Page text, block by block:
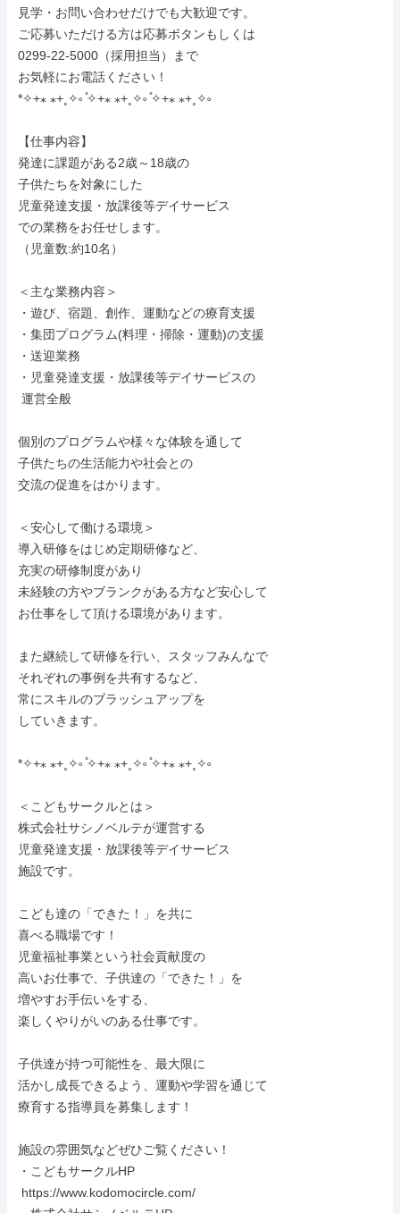
見学・お問い合わせだけでも大歓迎です。
ご応募いただける方は応募ボタンもしくは
0299-22-5000（採用担当）まで
お気軽にお電話ください！
*✧+⁎ ⁎+˳✧༚ ̊✧+⁎ ⁎+˳✧༚ ̊✧+⁎ ⁎+˳✧༚
【仕事内容】
発達に課題がある2歳～18歳の
子供たちを対象にした
児童発達支援・放課後等デイサービス
での業務をお任せします。
（児童数:約10名）
＜主な業務内容＞
・遊び、宿題、創作、運動などの療育支援
・集団プログラム(料理・掃除・運動)の支援
・送迎業務
・児童発達支援・放課後等デイサービスの
個別のプログラムや様々な体験を通して
子供たちの生活能力や社会との
交流の促進をはかります。
＜安心して働ける環境＞
導入研修をはじめ定期研修など、
充実の研修制度があり
未経験の方やブランクがある方など安心して
お仕事をして頂ける環境があります。
また継続して研修を行い、スタッフみんなで
それぞれの事例を共有するなど、
常にスキルのブラッシュアップを
していきます。
*✧+⁎ ⁎+˳✧༚ ̊✧+⁎ ⁎+˳✧༚ ̊✧+⁎ ⁎+˳✧༚
＜こどもサークルとは＞
株式会社サシノベルテが運営する
児童発達支援・放課後等デイサービス
施設です。
こども達の「できた！」を共に
喜べる職場です！
児童福祉事業という社会貢献度の
高いお仕事で、子供達の「できた！」を
増やすお手伝いをする、
楽しくやりがいのある仕事です。
子供達が持つ可能性を、最大限に
活かし成長できるよう、運動や学習を通じて
療育する指導員を募集します！
施設の雰囲気などぜひご覧ください！
・こどもサークルHP